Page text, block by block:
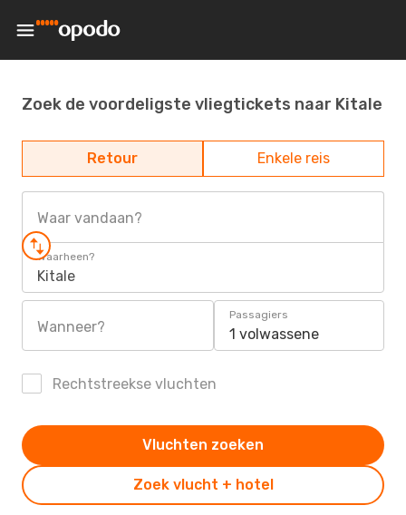
Zoek de voordeligste vliegtickets naar Kitale
Retour Enkele reis
Waar vandaan?
Waarheen?
Kitale
Wanneer?
Passagiers
1 volwassene
Rechtstreekse vluchten
Zoek vlucht + hotel
Vluchten zoeken